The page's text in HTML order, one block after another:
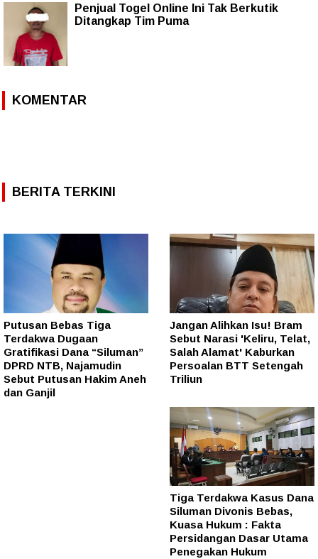
Penjual Togel Online Ini Tak Berkutik
Ditangkap Tim Puma
KOMENTAR
BERITA TERKINI
Putusan Bebas Tiga
Terdakwa Dugaan
Gratifikasi Dana “Siluman”
DPRD NTB, Najamudin
Sebut Putusan Hakim Aneh
dan Ganjil
Jangan Alihkan Isu! Bram
Sebut Narasi 'Keliru, Telat,
Salah Alamat' Kaburkan
Persoalan BTT Setengah
Triliun
Tiga Terdakwa Kasus Dana
Siluman Divonis Bebas,
Kuasa Hukum : Fakta
Persidangan Dasar Utama
Penegakan Hukum